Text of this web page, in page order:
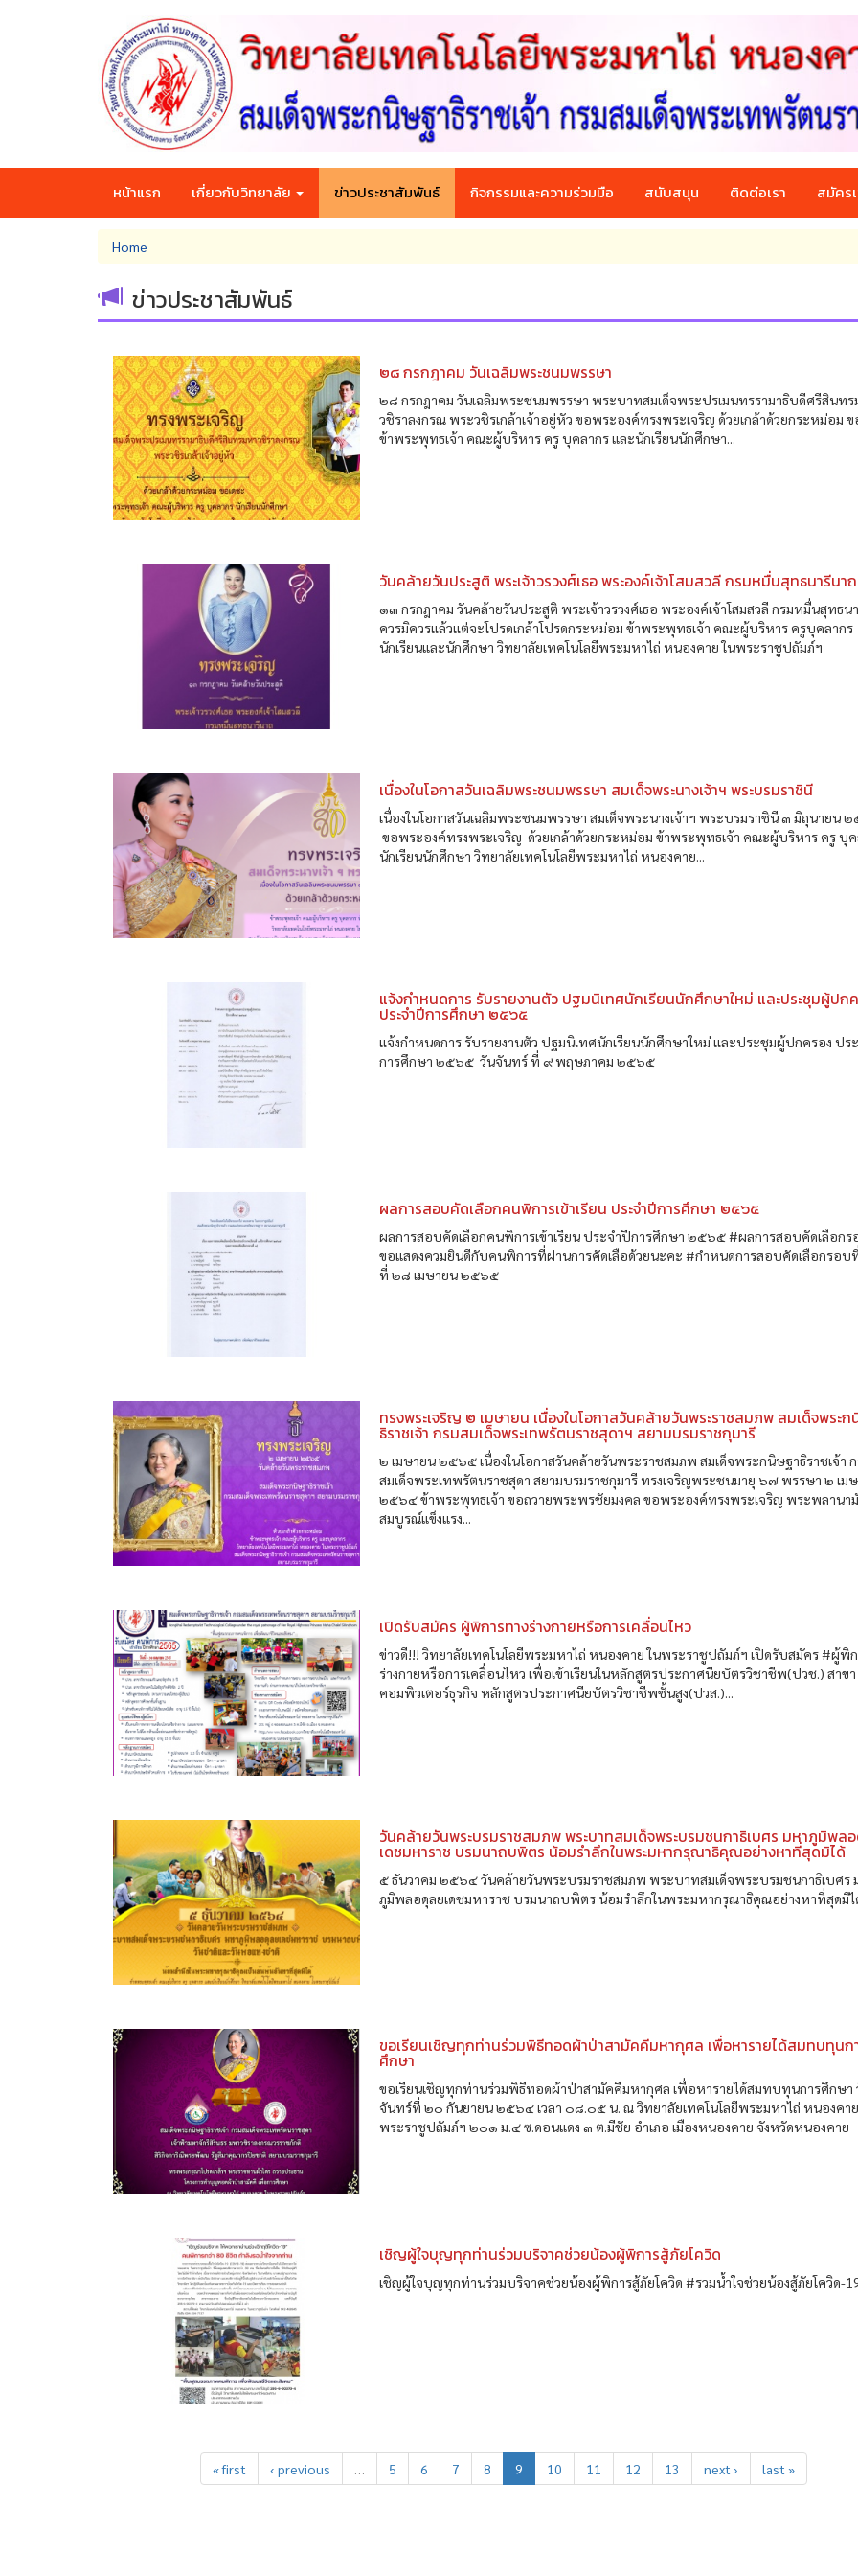
หน้าแรก เกี่ยวกับวิทยาลัย ข่าวประชาสัมพันธ์ กิจกรรมและความร่วมมือ สนับสนุน ติดต่อเรา สมัคร
You
are
here
Home
ข่าวประชาสัมพันธ์
๒๘ กรกฎาคม วันเฉลิมพระชนมพรรษา
๒๘ กรกฎาคม วันเฉลิมพระชนมพรรษา พระบาทสมเด็จพระปรเมนทรรามาธิบดีศรีสินทร
วชิราลงกรณ พระวชิรเกล้าเจ้าอยู่หัว ขอพระองค์ทรงพระเจริญ ด้วยเกล้าด้วยกระหม่อม ข
ข้าพระพุทธเจ้า คณะผู้บริหาร ครู บุคลากร และนักเรียนนักศึกษา...
วันคล้ายวันประสูติ พระเจ้าวรวงศ์เธอ พระองค์เจ้าโสมสวลี กรมหมื่นสุทธนารีนาถ
๑๓ กรกฎาคม วันคล้ายวันประสูติ พระเจ้าวรวงศ์เธอ พระองค์เจ้าโสมสวลี กรมหมื่นสุทธน
ควรมิควรแล้วแต่จะโปรดเกล้าโปรดกระหม่อม ข้าพระพุทธเจ้า คณะผู้บริหาร ครูบุคลากร
นักเรียนและนักศึกษา วิทยาลัยเทคโนโลยีพระมหาไถ่ หนองคาย ในพระราชูปถัมภ์ฯ
เนื่องในโอกาสวันเฉลิมพระชนมพรรษา สมเด็จพระนางเจ้าฯ พระบรมราชินี
เนื่องในโอกาสวันเฉลิมพระชนมพรรษา สมเด็จพระนางเจ้าฯ พระบรมราชินี ๓ มิถุนายน
ขอพระองค์ทรงพระเจริญ ด้วยเกล้าด้วยกระหม่อม ข้าพระพุทธเจ้า คณะผู้บริหาร ครู บุ
นักเรียนนักศึกษา วิทยาลัยเทคโนโลยีพระมหาไถ่ หนองคาย...
แจ้งกำหนดการ รับรายงานตัว ปฐมนิเทศนักเรียนนักศึกษาใหม่ และประชุมผู้ปก
ประจำปีการศึกษา ๒๕๖๕
แจ้งกำหนดการ รับรายงานตัว ปฐมนิเทศนักเรียนนักศึกษาใหม่ และประชุมผู้ปกครอง ปร
การศึกษา ๒๕๖๕ วันจันทร์ ที่ ๙ พฤษภาคม ๒๕๖๕
ผลการสอบคัดเลือกคนพิการเข้าเรียน ประจำปีการศึกษา ๒๕๖๕
ผลการสอบคัดเลือกคนพิการเข้าเรียน ประจำปีการศึกษา ๒๕๖๕ #ผลการสอบคัดเลือกร
ขอแสดงควมยินดีกับคนพิการที่ผ่านการคัดเลือด้วยนะคะ #กำหนดการสอบคัดเลือกรอบ
ที่ ๒๘ เมษายน ๒๕๖๕
ทรงพระเจริญ ๒ เมษายน เนื่องในโอกาสวันคล้ายวันพระราชสมภพ สมเด็จพระก
ธิราชเจ้า กรมสมเด็จพระเทพรัตนราชสุดาฯ สยามบรมราชกุมารี
๒ เมษายน ๒๕๖๕ เนื่องในโอกาสวันคล้ายวันพระราชสมภพ สมเด็จพระกนิษฐาธิราชเจ้า
สมเด็จพระเทพรัตนราชสุดา สยามบรมราชกุมารี ทรงเจริญพระชนมายุ ๖๗ พรรษา ๒ เม
๒๕๖๔ ข้าพระพุทธเจ้า ขอถวายพระพรชัยมงคล ขอพระองค์ทรงพระเจริญ พระพลานา
สมบูรณ์แข็งแรง...
เปิดรับสมัคร ผู้พิการทางร่างกายหรือการเคลื่อนไหว
ข่าวดี!!! วิทยาลัยเทคโนโลยีพระมหาไถ่ หนองคาย ในพระราชูปถัมภ์ฯ เปิดรับสมัคร #ผู้พิ
ร่างกายหรือการเคลื่อนไหว เพื่อเข้าเรียนในหลักสูตรประกาศนียบัตรวิชาชีพ(ปวช.) สาขา
คอมพิวเตอร์ธุรกิจ หลักสูตรประกาศนียบัตรวิชาชีพชั้นสูง(ปวส.)...
วันคล้ายวันพระบรมราชสมภพ พระบาทสมเด็จพระบรมชนกาธิเบศร มหาภูมิพล
เดชมหาราช บรมนาถบพิตร น้อมรำลึกในพระมหากรุณาธิคุณอย่างหาที่สุดมิได้
๕ ธันวาคม ๒๕๖๔ วันคล้ายวันพระบรมราชสมภพ พระบาทสมเด็จพระบรมชนกาธิเบศร
ภูมิพลอดุลยเดชมหาราช บรมนาถบพิตร น้อมรำลึกในพระมหากรุณาธิคุณอย่างหาที่สุดมิ
ขอเรียนเชิญทุกท่านร่วมพิธีทอดผ้าป่าสามัคคีมหากุศล เพื่อหารายได้สมทบทุนก
ศึกษา
ขอเรียนเชิญทุกท่านร่วมพิธีทอดผ้าป่าสามัคคีมหากุศล เพื่อหารายได้สมทบทุนการศึกษา
จันทร์ที่ ๒๐ กันยายน ๒๕๖๔ เวลา ๐๘.๐๕ น. ณ วิทยาลัยเทคโนโลยีพระมหาไถ่ หนองคา
พระราชูปถัมภ์ฯ ๒๐๑ ม.๔ ซ.ดอนแดง ๓ ต.มีชัย อําเภอ เมืองหนองคาย จังหวัดหนองคาย
เชิญผู้ใจบุญทุกท่านร่วมบริจาคช่วยน้องผู้พิการสู้ภัยโควิด
เชิญผู้ใจบุญทุกท่านร่วมบริจาคช่วยน้องผู้พิการสู้ภัยโควิด #รวมน้ำใจช่วยน้องสู้ภัยโควิด-
« first ‹ previous … 5 6 7 8 9 10 11 12 13 next › last »